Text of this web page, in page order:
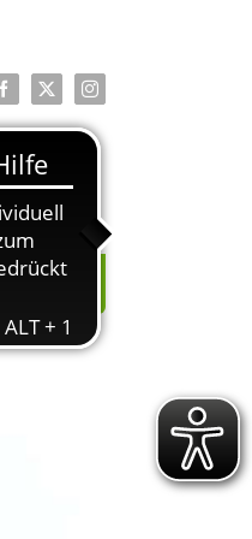
Facebook
X Instagram